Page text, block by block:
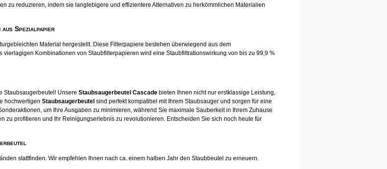
zu reduzieren, indem sie langlebigere und effizientere Alternativen zu herkömmlichen Materialien
Spezialpapier
Material hergestellt. Diese Filterpapiere bestehen überwiegend aus dem
Kombinationen von Staubfilterpapieren wird eine Staubfiltrationswirkung von bis zu 99,9 %
Staubsaugerbeutel! Unsere Staubsaugerbeutel Cascade bieten Ihnen nicht nur erstklassige Leistung,
hochwertigen Staubsaugerbeutel sind perfekt kompatibel mit Ihrem Staubsauger und sorgen für eine
um Ihre Ausgaben zu minimieren, während Sie maximale Sauberkeit in Ihrem Zuhause
zu profitieren und Ihr Reinigungserlebnis zu revolutionieren. Entscheiden Sie sich noch heute für
stattfinden. Wir empfehlen Ihnen nach ca. einem halben Jahr den Staubbeutel zu erneuern.